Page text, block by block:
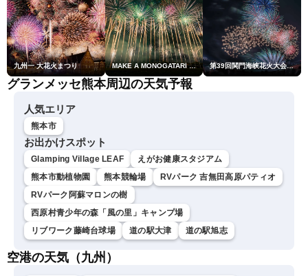
九州一 大花火まつり MAKE A MONOGATARI 2026 第39回関門海峡花火大会(門司側)
グランメッセ熊本周辺の天気予報
人気エリア
熊本市
お出かけスポット
Glamping Village LEAF
えがお健康スタジアム
熊本市動植物園
熊本競輪場
RVパーク 吉無田高原パティオ
RVパーク阿蘇マロンの樹
西原村青少年の森「風の里」キャンプ場
リブワーク藤崎台球場
道の駅大津 道の駅旭志
空港の天気（九州）